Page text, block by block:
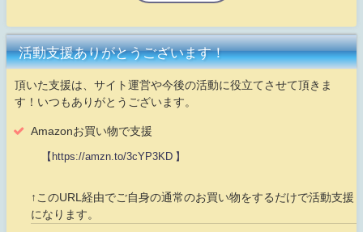
活動支援ありがとうございます！
頂いた支援は、サイト運営や今後の活動に役立てさせて頂きま
す！いつもありがとうございます。
Amazonお買い物で支援
【https://amzn.to/3cYP3KD 】
↑このURL経由でご自身の通常のお買い物をするだけで活動支援
になります。